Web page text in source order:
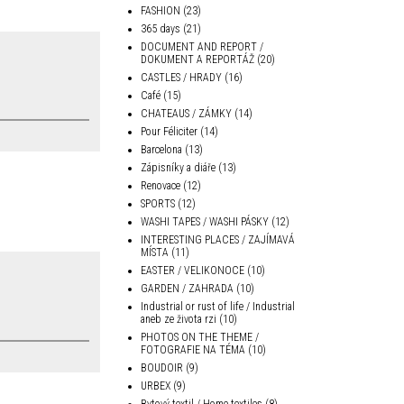
FASHION (23)
365 days (21)
DOCUMENT AND REPORT /
DOKUMENT A REPORTÁŽ (20)
CASTLES / HRADY (16)
Café (15)
CHATEAUS / ZÁMKY (14)
Pour Féliciter (14)
Barcelona (13)
Zápisníky a diáře (13)
Renovace (12)
SPORTS (12)
WASHI TAPES / WASHI PÁSKY (12)
INTERESTING PLACES / ZAJÍMAVÁ
MÍSTA (11)
EASTER / VELIKONOCE (10)
GARDEN / ZAHRADA (10)
Industrial or rust of life / Industrial
aneb ze života rzi (10)
PHOTOS ON THE THEME /
FOTOGRAFIE NA TÉMA (10)
BOUDOIR (9)
URBEX (9)